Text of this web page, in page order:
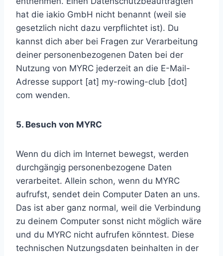
hat die iakio GmbH nicht benannt (weil sie
gesetzlich nicht dazu verpflichtet ist). Du
kannst dich aber bei Fragen zur Verarbeitung
deiner personenbezogenen Daten bei der
Nutzung von MYRC jederzeit an die E-Mail-
Adresse support [at] my-rowing-club [dot]
com wenden.
5. Besuch von MYRC
Wenn du dich im Internet bewegst, werden
durchgängig personenbezogene Daten
verarbeitet. Allein schon, wenn du MYRC
aufrufst, sendet dein Computer Daten an uns.
Das ist aber ganz normal, weil die Verbindung
zu deinem Computer sonst nicht möglich wäre
und du MYRC nicht aufrufen könntest. Diese
technischen Nutzungsdaten beinhalten in der